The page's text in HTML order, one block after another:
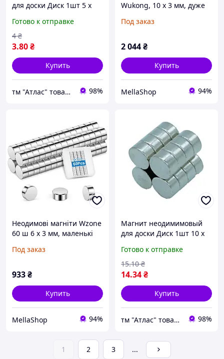
для доски Диск 1шт 5 х
Готово к отправке
3.80₴
4 ₴
Купить
тм "Атлас" товари від виробника 98%
Wukong, 10 х 3 мм, дуже
для холодильника, білої
дошки та DIY,
Под заказ
2 044₴
Купить
MellaShop 94%
Неодимові магніти Wzone
60 ш 6 х 3 мм, маленькі
сухого стирання,
дошка, фотографії,
Под заказ
933₴
Купить
MellaShop 94%
Магнит неодимимовый
для доски Диск 1шт 10 х
Готово к отправке
14.34₴
15.10 ₴
Купить
тм "Атлас" товари від виробника 98%
1 2 3 ...